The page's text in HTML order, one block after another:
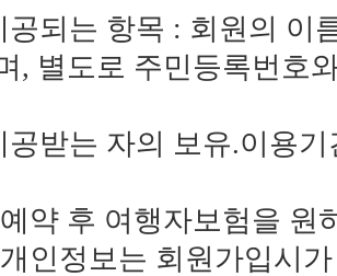
공되는 항목 : 회원의 이
, 별도로 주민등록번호
공받는 자의 보유.이용
약 후 여행자보험을 원
인정보는 회원가입시